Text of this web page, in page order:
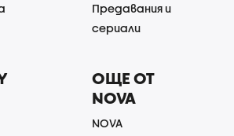
Предавания и
сериали
ОЩЕ ОТ
NOVA
NOVA